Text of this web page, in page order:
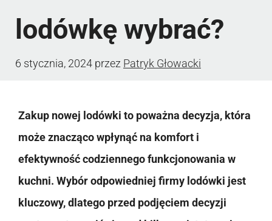
lodówkę wybrać?
6 stycznia, 2024 przez Patryk Głowacki
Zakup nowej lodówki to poważna decyzja, która
może znacząco wpłynąć na komfort i
efektywność codziennego funkcjonowania w
kuchni. Wybór odpowiedniej firmy lodówki jest
kluczowy, dlatego przed podjęciem decyzji